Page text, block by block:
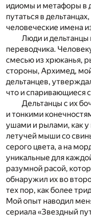
идиомы и метафоры в
путаться в
человеческие имена
Люди и дельтанцы
переводчика.
смесью из хрюканья,
стороны, Архимед,
дельтанцев,
что и спаривающиеся
Дельтанцы с их
и тонкими
ушами и рылами, как у
летучей мыши со
серого цвета, а на
уникальные для
разумной расой,
обнаружил их во
тех пор, как более
Мой опыт наводил
сериала «Звездный